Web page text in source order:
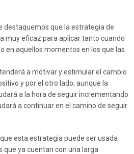
destaquemos que la estrategia de
muy eficaz para aplicar tanto cuando
en aquellos momentos en los que las
a motivar y estimular el cambio
y por el otro lado, aunque la
a la hora de seguir incrementando
a continuar en el camino de seguir
esta estrategia puede ser usada
ya cuentan con una larga